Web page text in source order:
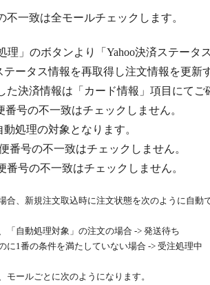
一致は全モールチェックします。
理」のボタンより「 Yahoo決済ステータ
テータス情報を再取得し注文情報を更新
情報は「カード情報」項目にてご確
番号の不一致はチェックしません。
動処理の対象となります。
不一致はチェックしません。
番号の不一致はチェックしません。
合、新規注文取込時に注文状態を次のように自動
「自動処理対象」の注文の場合 -> 発送待ち
に1番の条件を満たしていない場合 -> 受注処理中
モールごとに次のようになります。